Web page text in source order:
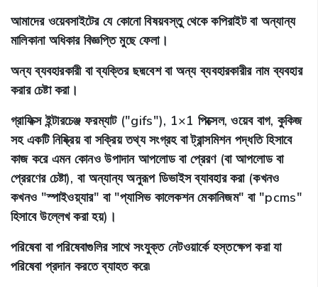
আমাদের ওয়েবসাইটের যে কোনো বিষয়বস্তু থেকে কপিরাইট বা অন্যান্য
মালিকানা অধিকার বিজ্ঞপ্তি মুছে ফেলা।
অন্য ব্যবহারকারী বা ব্যক্তির ছদ্মবেশ বা অন্য ব্যবহারকারীর নাম ব্যবহার
করার চেষ্টা করা।
গ্রাফিক্স ইন্টারচেঞ্জ ফরম্যাট ("gifs"), 1×1 পিক্সেল, ওয়েব বাগ, কুকিজ
সহ একটি নিষ্ক্রিয় বা সক্রিয় তথ্য সংগ্রহ বা ট্রান্সমিশন পদ্ধতি হিসাবে
কাজ করে এমন কোনও উপাদান আপলোড বা প্রেরণ (বা আপলোড বা
প্রেরণের চেষ্টা), বা অন্যান্য অনুরূপ ডিভাইস ব্যাবহার করা (কখনও
কখনও "স্পাইওয়্যার" বা "প্যাসিভ কালেকশন মেকানিজম" বা "pcms"
হিসাবে উল্লেখ করা হয়)।
পরিষেবা বা পরিষেবাগুলির সাথে সংযুক্ত নেটওয়ার্কে হস্তক্ষেপ করা যা
পরিষেবা প্রদান করতে ব্যাহত করে৷